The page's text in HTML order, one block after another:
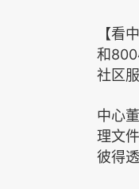
【看
和 800
社区服
中心
理文
彼得